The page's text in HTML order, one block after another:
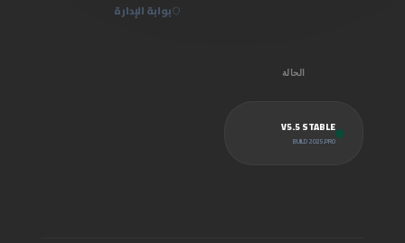
بوابة الإدارة
الحالة
V5.5 STABLE
BUILD 2025.PRO